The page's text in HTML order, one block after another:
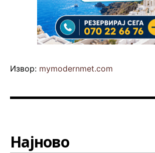
Извор: mymodernmet.com
Најново